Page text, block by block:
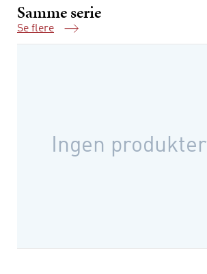
Samme serie
Se flere
Samme serie
Ingen produkter